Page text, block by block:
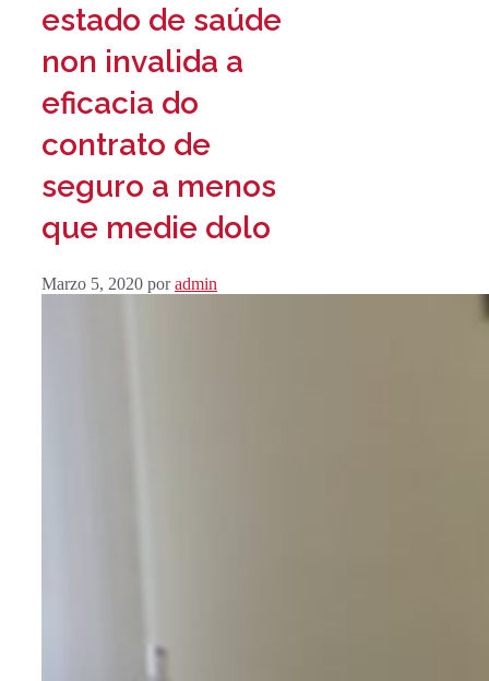
estado de saúde
non invalida a
eficacia do
contrato de
seguro a menos
que medie dolo
Marzo 5, 2020 poradmin